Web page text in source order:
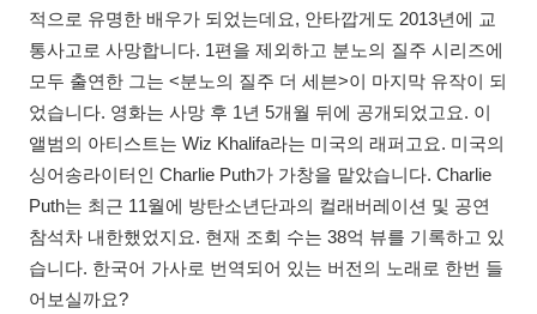
적으로 유명한 배우가 되었는데요, 안타깝게도 2013년에 교
통사고로 사망합니다. 1편을 제외하고 분노의 질주 시리즈에
모두 출연한 그는 <분노의 질주 더 세븐>이 마지막 유작이 되
었습니다. 영화는 사망 후 1년 5개월 뒤에 공개되었고요. 이
앨범의 아티스트는 Wiz Khalifa라는 미국의 래퍼고요. 미국의
싱어송라이터인 Charlie Puth가 가창을 맡았습니다. Charlie
Puth는 최근 11월에 방탄소년단과의 컬래버레이션 및 공연
참석차 내한했었지요. 현재 조회 수는 38억 뷰를 기록하고 있
습니다. 한국어 가사로 번역되어 있는 버전의 노래로 한번 들
어보실까요?